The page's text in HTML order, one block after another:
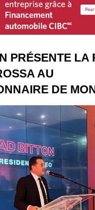
PRÉSENTE LA
AU
DE